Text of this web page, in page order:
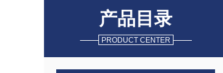
产品目录
PRODUCT CENTER